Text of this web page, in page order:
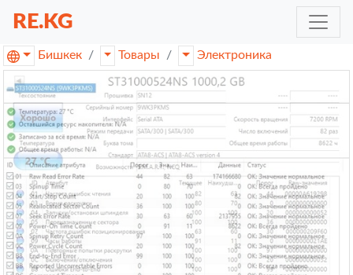
RE.KG
Бишкек Товары Электроника